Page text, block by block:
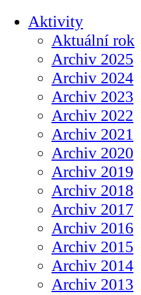
Aktivity
Aktuální rok
Archiv 2025
Archiv 2024
Archiv 2023
Archiv 2022
Archiv 2021
Archiv 2020
Archiv 2019
Archiv 2018
Archiv 2017
Archiv 2016
Archiv 2015
Archiv 2014
Archiv 2013